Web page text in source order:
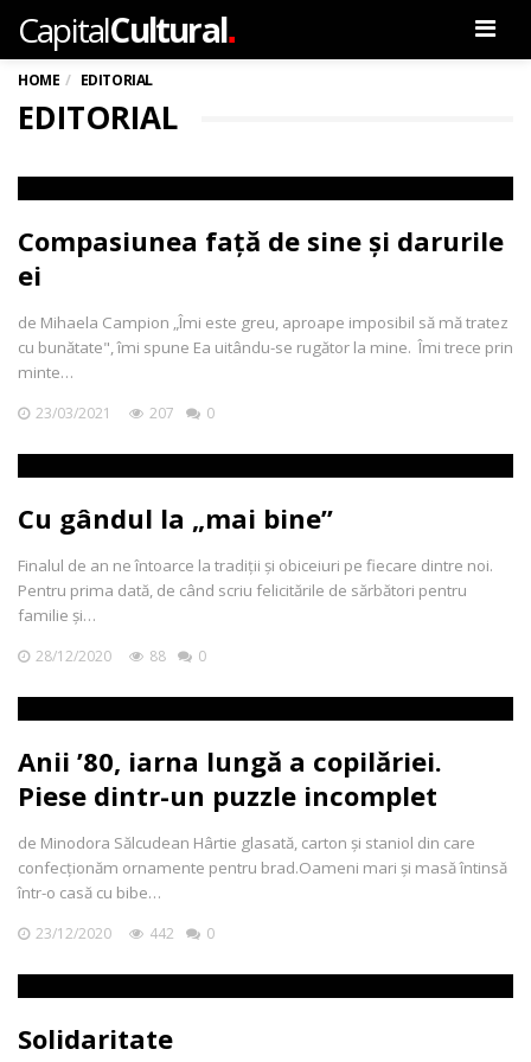
CapitalCultural.
HOME EDITORIAL
EDITORIAL
Compasiunea față de sine și darurile
ei
de Mihaela Campion „Îmi este greu, aproape imposibil să mă tratez
cu bunătate", îmi spune Ea uitându-se rugător la mine. Îmi trece prin
minte…
23/03/2021 207 0
Cu gândul la „mai bine”
Finalul de an ne întoarce la tradiții și obiceiuri pe fiecare dintre noi.
Pentru prima dată, de când scriu felicitările de sărbători pentru
familie și…
28/12/2020 88 0
Anii ’80, iarna lungă a copilăriei.
Piese dintr-un puzzle incomplet
de Minodora Sălcudean Hârtie glasată, carton și staniol din care
confecționăm ornamente pentru brad.Oameni mari și masă întinsă
într-o casă cu bibe…
23/12/2020 442 0
Solidaritate